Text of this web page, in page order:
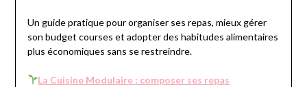
Un guide pratique pour organiser ses repas, mieux gérer
son budget courses et adopter des habitudes alimentaires
plus économiques sans se restreindre.
La Cuisine Modulaire : composer ses repas